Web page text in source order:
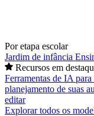
Por etapa escolar
Jardim de infância
Recursos em
Ferramentas de IA para
planejamento de suas
editar
Explorar todos os